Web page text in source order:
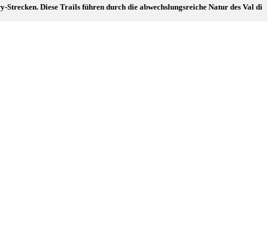
Diese Trails führen durch die abwechslungsreiche Natur des Val di